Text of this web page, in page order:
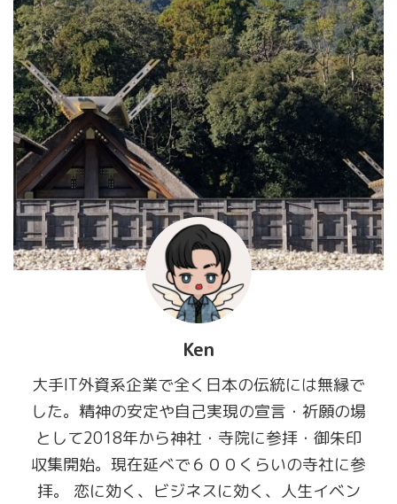
Ken
大手IT外資系企業で全く日本の伝統には無縁で
した。精神の安定や自己実現の宣言・祈願の場
として2018年から神社・寺院に参拝・御朱印
収集開始。現在延べで６００くらいの寺社に参
拝。 恋に効く、ビジネスに効く、人生イベン